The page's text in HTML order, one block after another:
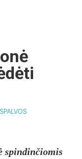
spindinčiomis